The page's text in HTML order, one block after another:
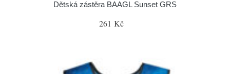
Dětská zástěra BAAGL Sunset GRS
261 Kč